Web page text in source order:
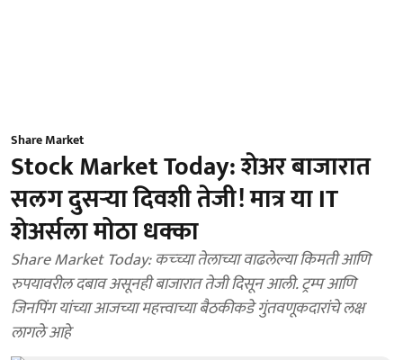
Share Market
Stock Market Today: शेअर बाजारात
सलग दुसऱ्या दिवशी तेजी! मात्र या IT
शेअर्सला मोठा धक्का
Share Market Today: कच्च्या तेलाच्या वाढलेल्या किमती आणि
रुपयावरील दबाव असूनही बाजारात तेजी दिसून आली. ट्रम्प आणि
जिनपिंग यांच्या आजच्या महत्त्वाच्या बैठकीकडे गुंतवणूकदारांचे लक्ष
लागले आहे